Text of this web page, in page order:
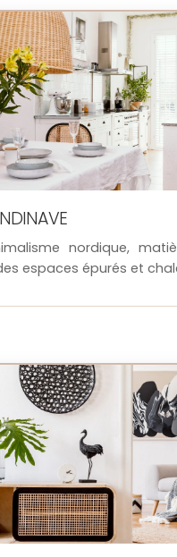
connexion
pour accéder à la
en ligne.
nordique,
espaces épurés et